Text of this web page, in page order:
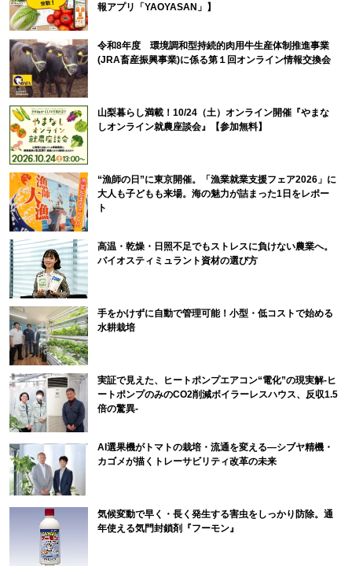
報アプリ「YAOYASAN」】
令和8年度 環境調和型持続的肉用牛生産体制推進事業
(JRA畜産振興事業)に係る第１回オンライン情報交換会
山梨暮らし満載！10/24（土）オンライン開催『やまな
しオンライン就農座談会』【参加無料】
“漁師の日”に東京開催。「漁業就業支援フェア2026」に
大人も子どもも来場。海の魅力が詰まった1日をレポー
ト
高温・乾燥・日照不足でもストレスに負けない農業へ。
バイオスティミュラント資材の選び方
手をかけずに自動で管理可能！小型・低コストで始める
水耕栽培
実証で見えた、ヒートポンプエアコン“電化”の現実解-ヒ
ートポンプのみのCO2削減ボイラーレスハウス、反収1.5
倍の驚異-
AI選果機がトマトの栽培・流通を変える―シブヤ精機・
カゴメが描くトレーサビリティ改革の未来
気候変動で早く・長く発生する害虫をしっかり防除。通
年使える気門封鎖剤『フーモン』